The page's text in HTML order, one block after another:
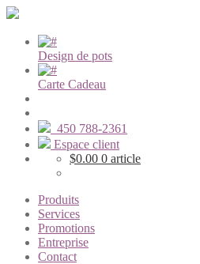
Design de pots
Carte Cadeau
450 788-2361
Espace client
$0.00 0 article
Produits
Services
Promotions
Entreprise
Contact